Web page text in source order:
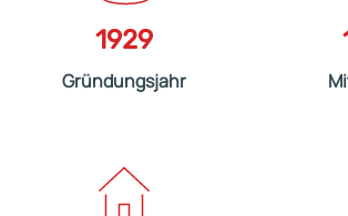
1929
Gründungsjahr